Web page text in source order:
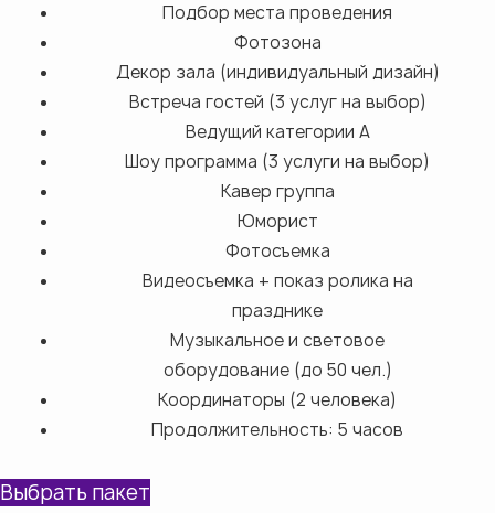
Подбор места проведения
Фотозона
Декор зала (индивидуальный дизайн)
Встреча гостей (3 услуг на выбор)
Ведущий категории А
Шоу программа (3 услуги на выбор)
Кавер группа
Юморист
Фотосъемка
Видеосъемка + показ ролика на
празднике
Музыкальное и световое
оборудование (до 50 чел.)
Координаторы (2 человека)
Продолжительность: 5 часов
Выбрать пакет